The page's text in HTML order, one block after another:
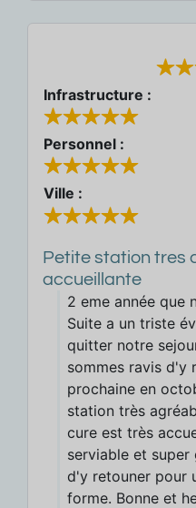
Infrastructure :
Personnel :
Ville :
Petite station tres
accueillante
2 eme année que
Suite a un triste
quitter notre
sommes ravis d'y
prochaine en
station très
cure est très
serviable et super
d'y retouner pour
forme. Bonne et